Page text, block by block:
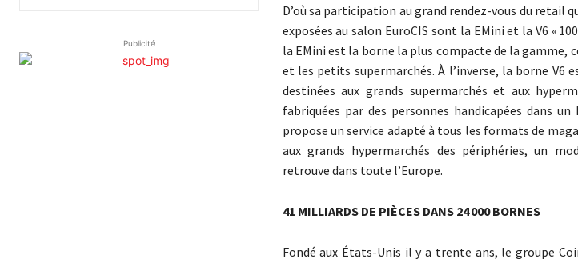
Publicité
D’où sa participation au grand rendez-vous du retail
exposées au salon EuroCIS sont la EMini et la V6 «
la EMini est la borne la plus compacte de la gamme,
et les petits supermarchés. À l’inverse, la borne V6
destinées aux grands supermarchés et aux
fabriquées par des personnes handicapées dans un
propose un service adapté à tous les formats de
aux grands hypermarchés des périphéries, un
retrouve dans toute l’Europe.
41 MILLIARDS DE PIÈCES DANS 24 000 BORNES
Fondé aux États-Unis il y a trente ans, le groupe